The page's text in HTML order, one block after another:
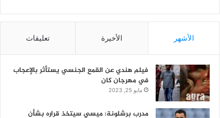
الأشهر الأخيرة تعليقات
فيلم هندي عن القمع الجنسي يستأثر بالإعجاب
في مهرجان كان
مايو 25, 2023
مدرب برشلونة: ميسي سيتخذ قراره بشأن